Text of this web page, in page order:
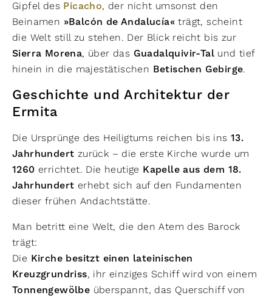
Gipfel des Picacho, der nicht umsonst den
Beinamen »Balcón de Andalucía« trägt, scheint
die Welt still zu stehen. Der Blick reicht bis zur
Sierra Morena, über das Guadalquivir-Tal und tief
hinein in die majestätischen Betischen Gebirge.
Geschichte und Architektur der
Ermita
Die Ursprünge des Heiligtums reichen bis ins 13.
Jahrhundert zurück – die erste Kirche wurde um
1260 errichtet. Die heutige Kapelle aus dem 18.
Jahrhundert erhebt sich auf den Fundamenten
dieser frühen Andachtstätte.
Man betritt eine Welt, die den Atem des Barock
trägt:
Die Kirche besitzt einen lateinischen
Kreuzgrundriss, ihr einziges Schiff wird von einem
Tonnengewölbe überspannt, das Querschiff von